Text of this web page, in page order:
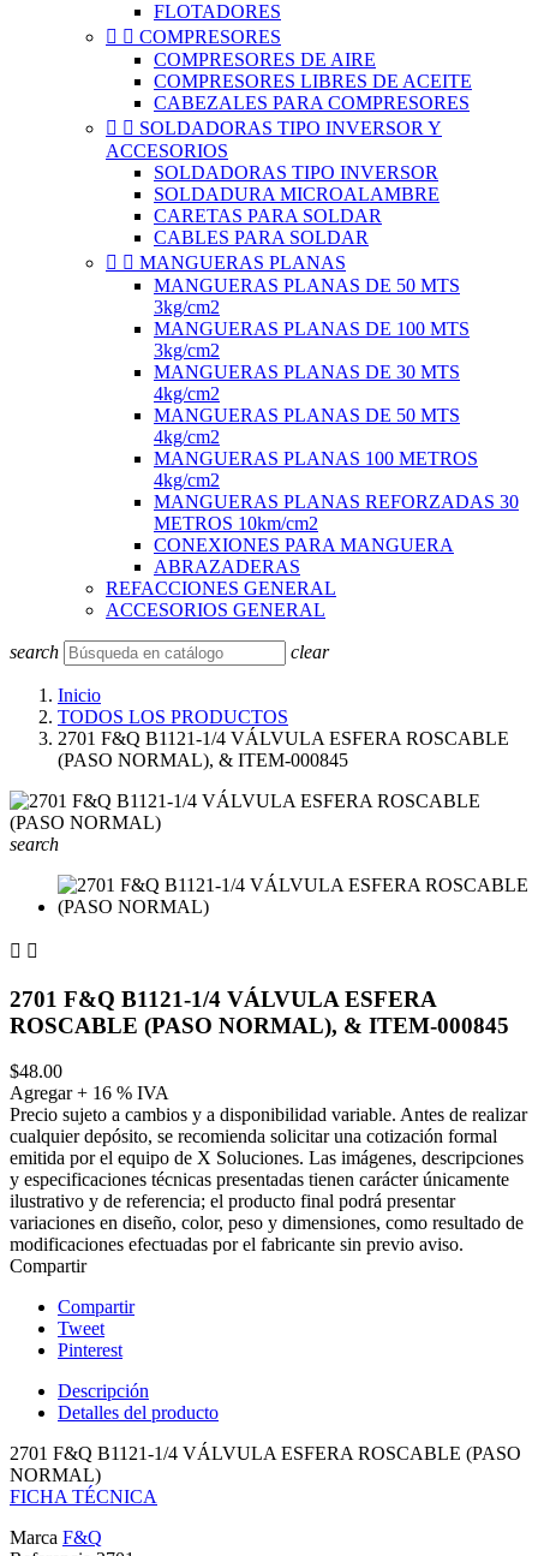
FLOTADORES
  COMPRESORES
COMPRESORES DE AIRE
COMPRESORES LIBRES DE ACEITE
CABEZALES PARA COMPRESORES
  SOLDADORAS TIPO INVERSOR Y
ACCESORIOS
SOLDADORAS TIPO INVERSOR
SOLDADURA MICROALAMBRE
CARETAS PARA SOLDAR
CABLES PARA SOLDAR
  MANGUERAS PLANAS
MANGUERAS PLANAS DE 50 MTS
3kg/cm2
MANGUERAS PLANAS DE 100 MTS
3kg/cm2
MANGUERAS PLANAS DE 30 MTS
4kg/cm2
MANGUERAS PLANAS DE 50 MTS
4kg/cm2
MANGUERAS PLANAS 100 METROS
4kg/cm2
MANGUERAS PLANAS REFORZADAS 30
METROS 10km/cm2
CONEXIONES PARA MANGUERA
ABRAZADERAS
REFACCIONES GENERAL
ACCESORIOS GENERAL
search clear
Inicio
TODOS LOS PRODUCTOS
2701 F&Q B1121-1/4 VÁLVULA ESFERA ROSCABLE
(PASO NORMAL), & ITEM-000845
search
 
2701 F&Q B1121-1/4 VÁLVULA ESFERA
ROSCABLE (PASO NORMAL), & ITEM-000845
$48.00
Agregar + 16 % IVA
Precio sujeto a cambios y a disponibilidad variable. Antes de realizar
cualquier depósito, se recomienda solicitar una cotización formal
emitida por el equipo de X Soluciones. Las imágenes, descripciones
y especificaciones técnicas presentadas tienen carácter únicamente
ilustrativo y de referencia; el producto final podrá presentar
variaciones en diseño, color, peso y dimensiones, como resultado de
modificaciones efectuadas por el fabricante sin previo aviso.
Compartir
Compartir
Tweet
Pinterest
Descripción
Detalles del producto
2701 F&Q B1121-1/4 VÁLVULA ESFERA ROSCABLE (PASO
NORMAL)
FICHA TÉCNICA
Marca F&Q